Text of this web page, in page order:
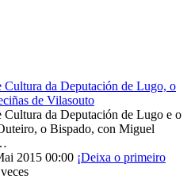
da Deputación de Lugo, o
de Vilasouto
da Deputación de Lugo e o
o Bispado, con Miguel
2015 00:00 ¡Deixa o primeiro